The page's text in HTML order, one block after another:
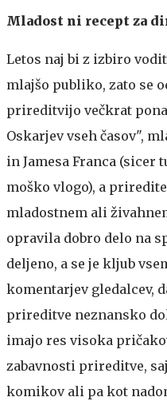
Mladost ni recept za
Letos naj bi z izbiro
mlajšo publiko, zato se
prireditvijo večkrat
Oskarjev vseh časov",
in Jamesa Franca (sicer
moško vlogo), a
mladostnem ali
opravila dobro delo na
deljeno, a se je kljub
komentarjev gledalcev,
prireditve neznansko
imajo res visoka
zabavnosti prireditve,
komikov ali pa kot